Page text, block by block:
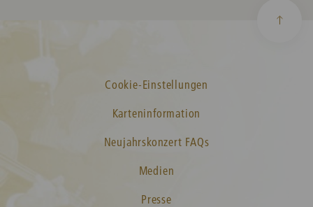
Cookie-Einstellungen
Karteninformation
Neujahrskonzert FAQs
Medien
Presse